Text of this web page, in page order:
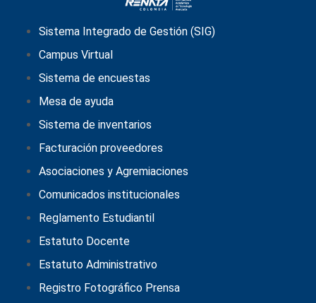
Sistema Integrado de Gestión (SIG)
Campus Virtual
Sistema de encuestas
Mesa de ayuda
Sistema de inventarios
Facturación proveedores
Asociaciones y Agremiaciones
Comunicados institucionales
Reglamento Estudiantil
Estatuto Docente
Estatuto Administrativo
Registro Fotográfico Prensa